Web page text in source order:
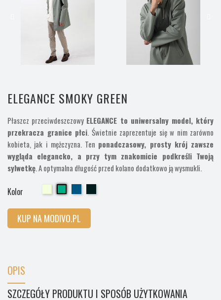
ELEGANCE SMOKY GREEN
Płaszcz przeciwdeszczowy ELEGANCE to uniwersalny model, który
przekracza granice płci. Świetnie zaprezentuje się w nim zarówno
kobieta, jak i mężczyzna. Ten ponadczasowy, prosty krój zawsze
wygląda elegancko, a przy tym znakomicie podkreśli Twoją
sylwetkę. A optymalna długość przed kolano dodatkowo ją wysmukli.
Kolor
KUP NA MODIVO.PL
OPIS
SZCZEGÓŁY PRODUKTU I SPOSÓB UŻYTKOWANIA